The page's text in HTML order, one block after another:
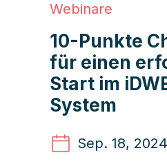
Webinare
10-Punkte
für einen
Start im
System
Sep. 18, 2024